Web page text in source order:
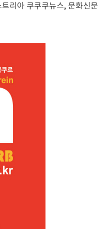
리아 쿠쿠쿠뉴스, 문화신